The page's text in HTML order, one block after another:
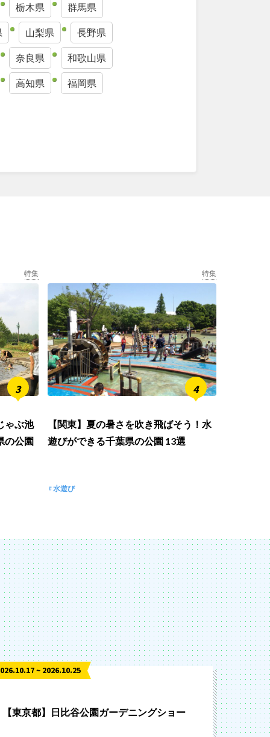
栃木県 群馬県
山梨県 長野県
奈良県 和歌山県
高知県 福岡県
特集
ゃぶ池
の公園
特集
【関東】夏の暑さを吹き飛ばそう！水
遊びができる千葉県の公園 13選
水遊び
~ 2026.10.25
【東京都】日比谷公園ガーデニングショー